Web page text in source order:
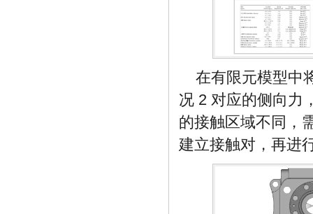
在有限元模型中
况 2 对应的侧向力
的接触区域不同，
建立接触对，再进